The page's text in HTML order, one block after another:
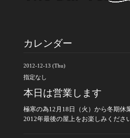
カレンダー
2012-12-13 (Thu)
指定なし
本日は営業します
極寒の為12月18日（火）から冬期休
2012年最後の屋上をお楽しみくださ